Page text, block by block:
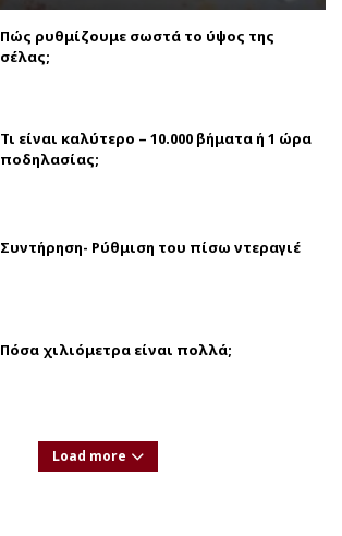
Πώς ρυθμίζουμε σωστά το ύψος της
σέλας;
Τι είναι καλύτερο – 10.000 βήματα ή 1 ώρα
ποδηλασίας;
Συντήρηση- Ρύθμιση του πίσω ντεραγιέ
Πόσα χιλιόμετρα είναι πολλά;
Load more